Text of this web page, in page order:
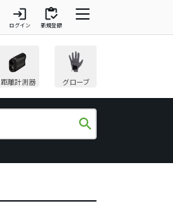
login
ログイン
inventory
新規登録
距離計測器 グローブ
search